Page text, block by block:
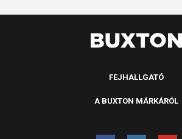
FEJHALLGATÓ
A BUXTON MÁRKÁRÓL